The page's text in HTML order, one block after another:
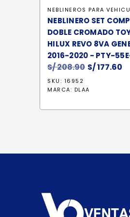
NEBLINEROS PARA
NEBLINERO SET
DOBLE CROMADO
HILUX REVO 8VA
2016-2020 - PTY-
S/208.90 El
original
S/ 208.90.
S/177.60
SKU: 16952
MARCA: DLAA